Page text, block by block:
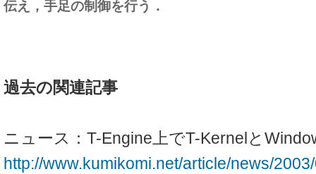
伝え，手足の制御を行う．
過去の関連記事
ニュース：T-Engine上でT-Kernelと
http://www.kumikomi.net/article/news/